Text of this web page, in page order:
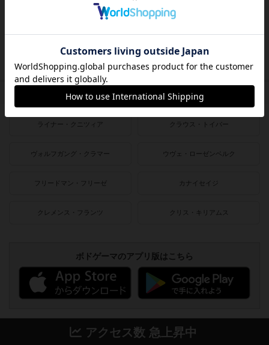
1950〜1980年
ライナー・クニツィア クラウス・トイバー
ヴォルフガング・クラマー ウヴェ・ローゼンベルク
フリードマン・フリーゼ カナイセイジ
クレメンス・フランツ クリス・キリアムス
ボドゲーマのアプリ版はこちら
アクセス数 急上昇中